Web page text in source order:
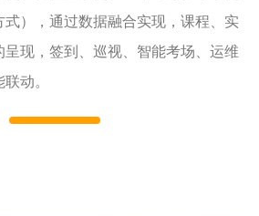
），通过数据融合实现，课程、实
现，签到、巡视、智能考场、运维
动。